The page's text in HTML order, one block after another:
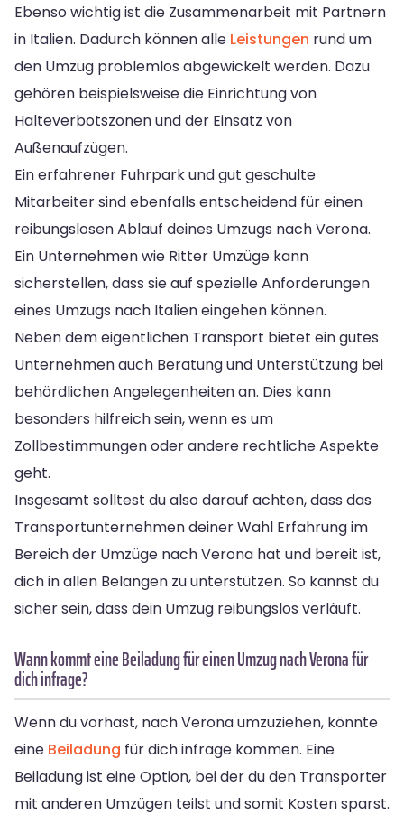
Ebenso wichtig ist die Zusammenarbeit mit Partnern
in Italien. Dadurch können alle Leistungen rund um
den Umzug problemlos abgewickelt werden. Dazu
gehören beispielsweise die Einrichtung von
Halteverbotszonen und der Einsatz von
Außenaufzügen.
Ein erfahrener Fuhrpark und gut geschulte
Mitarbeiter sind ebenfalls entscheidend für einen
reibungslosen Ablauf deines Umzugs nach Verona.
Ein Unternehmen wie Ritter Umzüge kann
sicherstellen, dass sie auf spezielle Anforderungen
eines Umzugs nach Italien eingehen können.
Neben dem eigentlichen Transport bietet ein gutes
Unternehmen auch Beratung und Unterstützung bei
behördlichen Angelegenheiten an. Dies kann
besonders hilfreich sein, wenn es um
Zollbestimmungen oder andere rechtliche Aspekte
geht.
Insgesamt solltest du also darauf achten, dass das
Transportunternehmen deiner Wahl Erfahrung im
Bereich der Umzüge nach Verona hat und bereit ist,
dich in allen Belangen zu unterstützen. So kannst du
sicher sein, dass dein Umzug reibungslos verläuft.
Wann kommt eine Beiladung für einen Umzug nach Verona für
dich infrage?
Wenn du vorhast, nach Verona umzuziehen, könnte
eine Beiladung für dich infrage kommen. Eine
Beiladung ist eine Option, bei der du den Transporter
mit anderen Umzügen teilst und somit Kosten sparst.